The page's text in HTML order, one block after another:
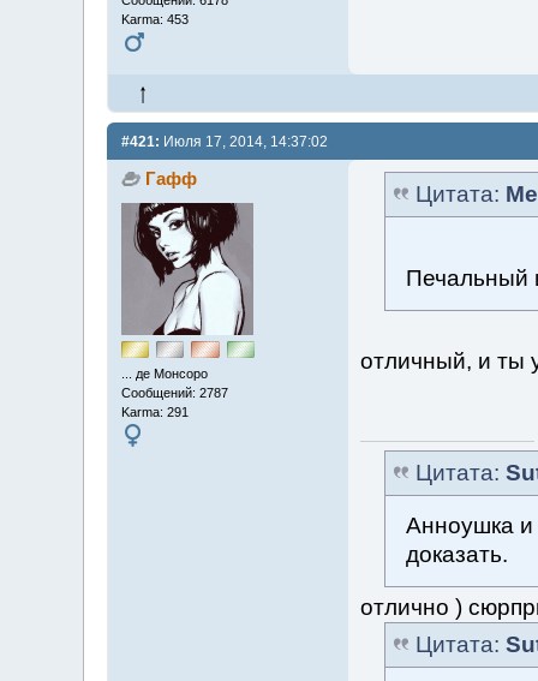
Karma: 453
#421: Июля 17, 2014, 14:37:02
Гафф
... де Монсоро
Сообщений: 2787
Karma: 291
Цитата:
Печальный
отличный, и ты
Цитата:
Анноушка и
доказать.
отлично )
Цитата: